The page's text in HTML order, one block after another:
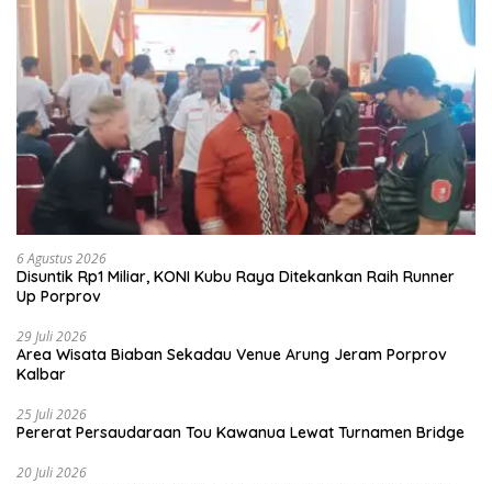
6 Agustus 2026
Disuntik Rp1 Miliar, KONI Kubu Raya Ditekankan Raih Runner
Up Porprov
29 Juli 2026
Area Wisata Biaban Sekadau Venue Arung Jeram Porprov
Kalbar
25 Juli 2026
Pererat Persaudaraan Tou Kawanua Lewat Turnamen Bridge
20 Juli 2026